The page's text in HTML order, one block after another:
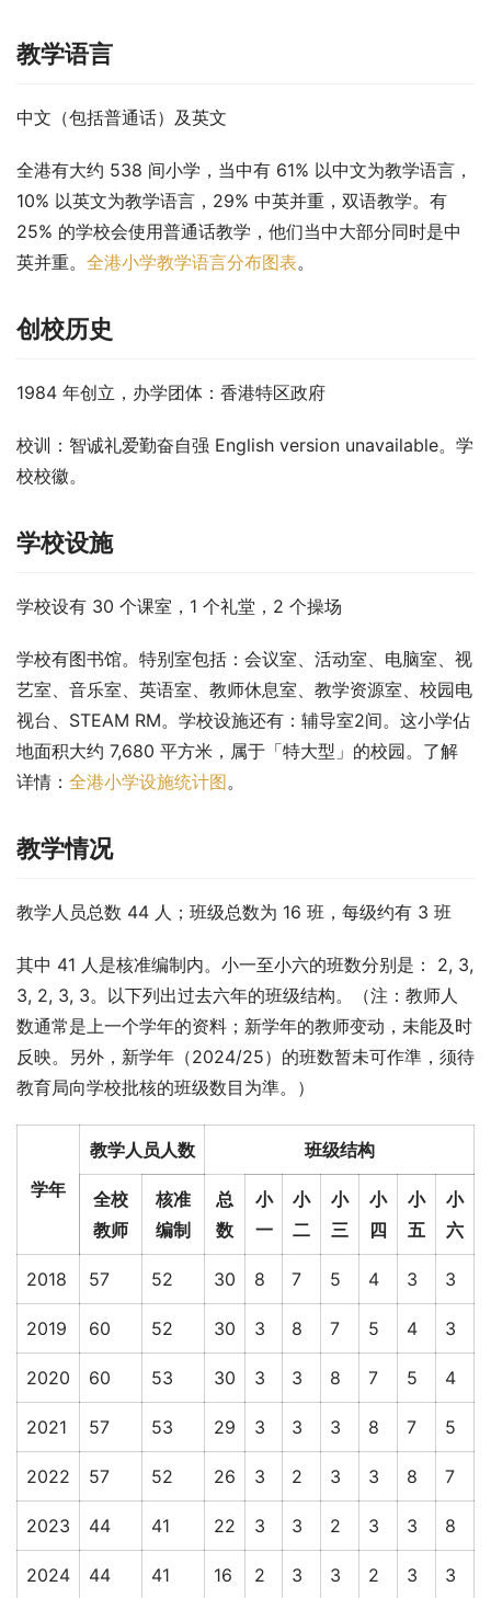
教学语言
中文（包括普通话）及英文
全港有大约 538 间小学，当中有 61% 以中文为教学语言，
10% 以英文为教学语言，29% 中英并重，双语教学。有
25% 的学校会使用普通话教学，他们当中大部分同时是中
英并重。 全港小学教学语言分布图表。
创校历史
1984 年创立，办学团体：香港特区政府
校训：智诚礼爱勤奋自强 English version unavailable。学
校校徽。
学校设施
学校设有 30 个课室，1 个礼堂，2 个操场
学校有图书馆。特别室包括：会议室、活动室、电脑室、视
艺室、音乐室、英语室、教师休息室、教学资源室、校园电
视台、STEAM RM。学校设施还有：辅导室2间。这小学佔
地面积大约 7,680 平方米，属于「特大型」的校园。了解
详情： 全港小学设施统计图。
教学情况
教学人员总数 44 人；班级总数为 16 班，每级约有 3 班
其中 41 人是核准编制内。小一至小六的班数分别是： 2, 3,
3, 2, 3, 3。以下列出过去六年的班级结构。（注：教师人
数通常是上一个学年的资料；新学年的教师变动，未能及时
反映。另外，新学年（2024/25）的班数暂未可作準，须待
教育局向学校批核的班级数目为準。）
学年
教学人员人数 班级结构
全校
教师
核准
编制
总
数
小
一
小
二
小
三
小
四
小
五
小
六
2018 57 52 30 8 7 5 4 3 3
2019 60 52 30 3 8 7 5 4 3
2020 60 53 30 3 3 8 7 5 4
2021 57 53 29 3 3 3 8 7 5
2022 57 52 26 3 2 3 3 8 7
2023 44 41 22 3 3 2 3 3 8
2024 44 41 16 2 3 3 2 3 3